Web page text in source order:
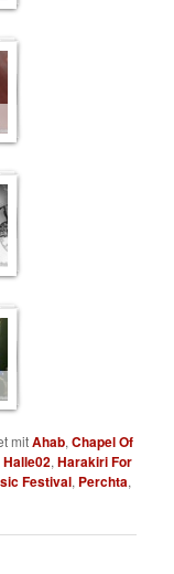
mitAhab,Chapel Of
Halle02,Harakiri For
Festival, Perchta,